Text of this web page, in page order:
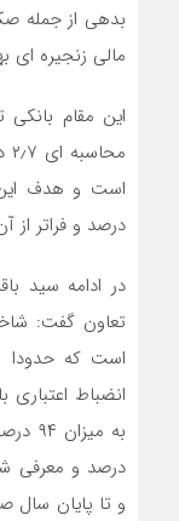
بدهی از جمله
مالی زنجیره ای
این مقام
درصد و فراتر از
در ادامه سید
است که
انضباط